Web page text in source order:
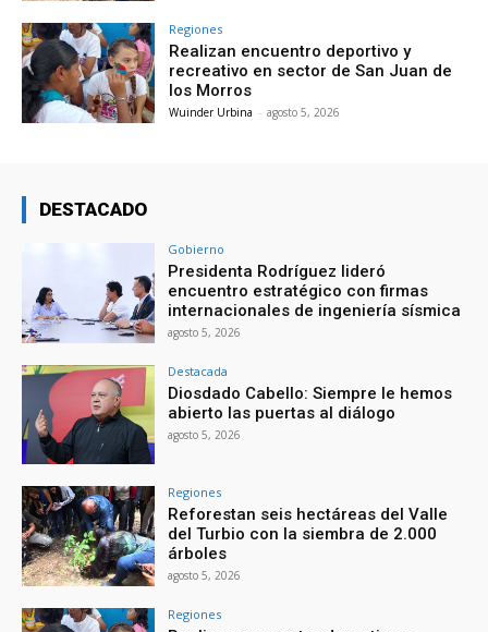
Regiones
Realizan encuentro deportivo y
recreativo en sector de San Juan de
los Morros
Wuinder Urbina - agosto 5, 2026
DESTACADO
Gobierno
Presidenta Rodríguez lideró
encuentro estratégico con firmas
internacionales de ingeniería sísmica
agosto 5, 2026
Destacada
Diosdado Cabello: Siempre le hemos
abierto las puertas al diálogo
agosto 5, 2026
Regiones
Reforestan seis hectáreas del Valle
del Turbio con la siembra de 2.000
árboles
agosto 5, 2026
Regiones